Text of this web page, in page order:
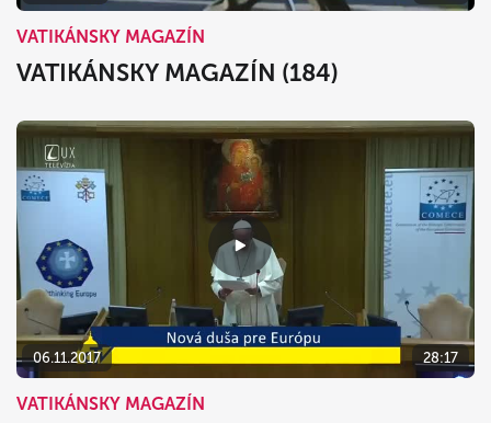
VATIKÁNSKY MAGAZÍN
VATIKÁNSKY MAGAZÍN (184)
06.11.2017 28:17
VATIKÁNSKY MAGAZÍN